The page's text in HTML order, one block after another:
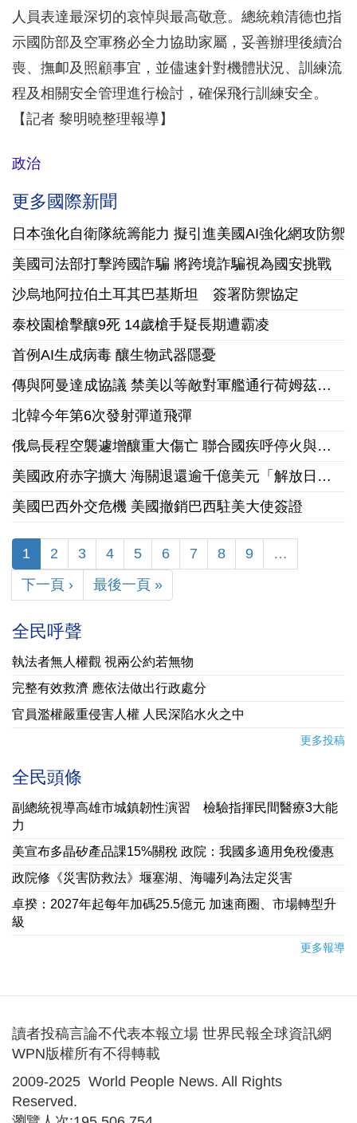
人員表達最深切的哀悼與最高敬意。總統賴清德也指
示國防部及空軍務必全力協助家屬，妥善辦理後續治
喪、撫卹及照顧事宜，並儘速針對機體狀況、訓練流
程及相關安全管理進行檢討，確保飛行訓練安全。
【記者 黎明曉整理報導】
政治
更多國際新聞
日本強化自衛隊統籌能力 擬引進美國AI強化網攻防禦
美國司法部打擊跨國詐騙 將跨境詐騙視為國安挑戰
沙烏地阿拉伯土耳其巴基斯坦 簽署防禦協定
泰校園槍擊釀9死 14歲槍手疑長期遭霸凌
首例AI生成病毒 釀生物武器隱憂
傳與阿曼達成協議 禁美以等敵對軍艦通行荷姆茲海峽
北韓今年第6次發射彈道飛彈
俄烏長程空襲遽增釀重大傷亡 聯合國疾呼停火與國際急馳援
美國政府赤字擴大 海關退還逾千億美元「解放日」關稅
美國巴西外交危機 美國撤銷巴西駐美大使簽證
1 2 3 4 5 6 7 8 9
…
下一頁 ›
最後一頁 »
全民呼聲
執法者無人權觀 視兩公約若無物
完整有效救濟 應依法做出行政處分
官員濫權嚴重侵害人權 人民深陷水火之中
更多投稿
全民頭條
副總統視導高雄市城鎮韌性演習 檢驗指揮民間醫療3大能
力
美宣布多晶矽產品課15%關稅 政院：我國多適用免稅優惠
政院修《災害防救法》堰塞湖、海嘯列為法定災害
卓揆：2027年起每年加碼25.5億元 加速商圈、市場轉型升
級
更多報導
讀者投稿言論不代表本報立場 世界民報全球資訊網
WPN版權所有不得轉載
2009-2025 World People News. All Rights
Reserved.